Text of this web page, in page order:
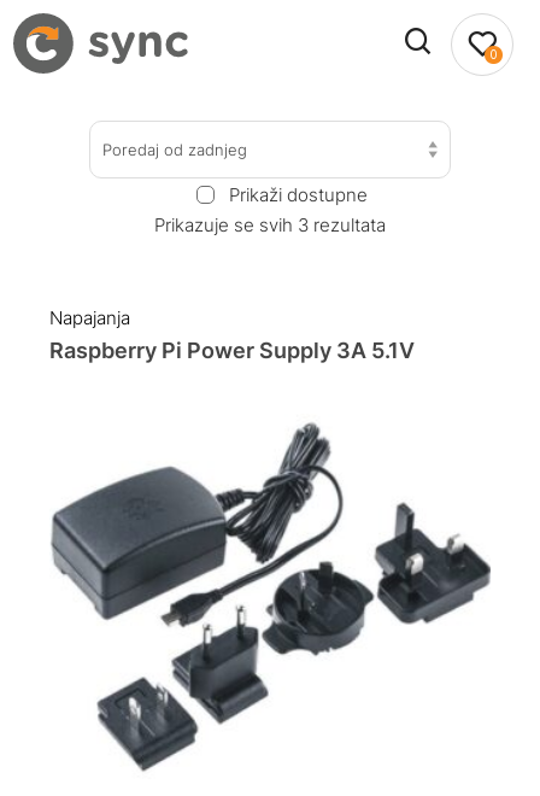
0
Poredaj od zadnjeg
Prikaži dostupne
Prikazuje se svih 3 rezultata
Napajanja
Raspberry Pi Power Supply 3A 5.1V